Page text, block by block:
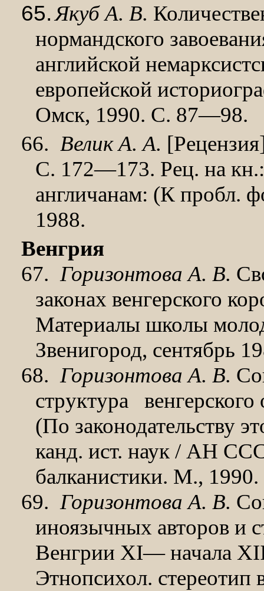
65.Якуб А. В.
нормандского
английской
европейской
Омск, 1990. С. 87—98.
66. Велик А. А.
С. 172—173. Рец. на
англичанам: (К пробл.
1988.
Венгрия
67. Горизонтова А. В.
законах венгерского
Материалы школы
Звенигород, сентябрь
68. Горизонтова А. В.
структура
(По зако­нодательству
канд. ист. наук / АН
балканистики. М., 1990.
69. Горизонтова А. В.
иноязычных авторов и
Венгрии XI— начала
Этнопсихол. стереотип